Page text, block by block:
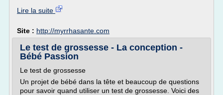
Lire la suite
Site : http://myrrhasante.com
Le test de grossesse - La conception -
Bébé Passion
Le test de grossesse
Un projet de bébé dans la tête et beaucoup de questions
pour savoir quand utiliser un test de grossesse. Voici des